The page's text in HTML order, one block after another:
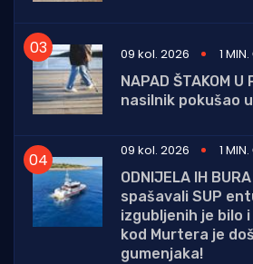
09 kol. 2026
1
NAPAD ŠTAKOM
nasilnik pokušao
09 kol. 2026
1
ODNIJELA IH
spašavali SUP
izgubljenih je bilo
kod Murtera je
gumenjaka!